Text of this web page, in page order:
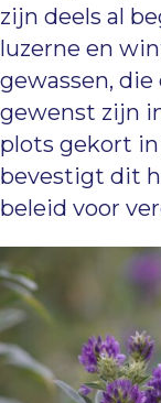
zijn deels al
luzerne en
gewassen,
gewenst zijn
plots gekort
bevestigt dit
beleid voor